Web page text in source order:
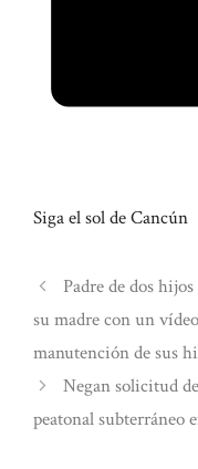
Siga el sol de Cancún
Padre de dos
su madre con un
manutención de sus
Negan solicitud
peatonal subterráneo